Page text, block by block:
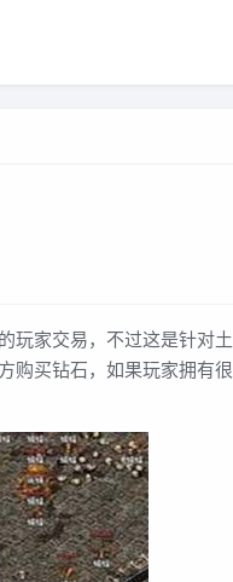
家交易，不过这是针对土
购买钻石，如果玩家拥有很